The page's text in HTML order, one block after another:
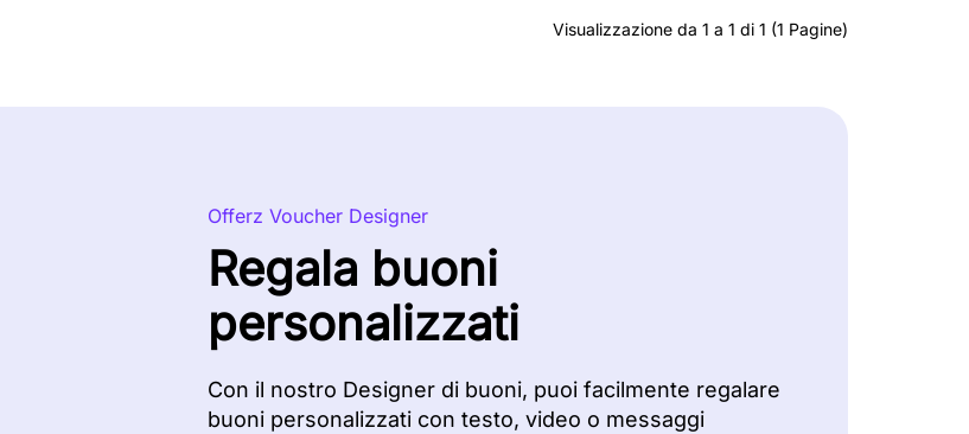
Visualizzazione da 1 a 1 di 1 (1 Pagine)
Offerz Voucher Designer
Regala buoni
personalizzati
Con il nostro Designer di buoni, puoi facilmente regalare
buoni personalizzati con testo, video o messaggi